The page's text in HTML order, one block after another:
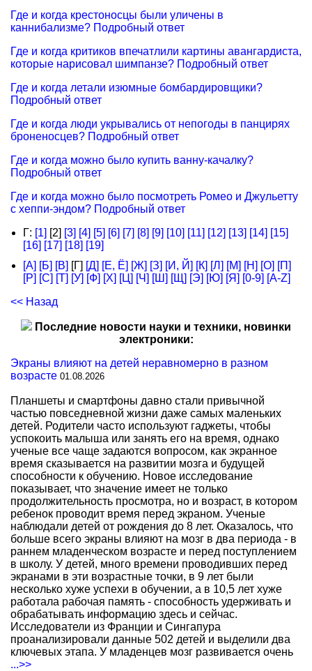
Где и когда крестоносцы были уличены в
каннибализме? Подробный ответ
Где и когда критиков впечатлили картины авангардиста,
которые нарисовал шимпанзе? Подробный ответ
Где и когда летали изюмные бомбардировщики?
Подробный ответ
Где и когда люди укрывались от непогоды в панцирях
броненосцев? Подробный ответ
Где и когда можно было купить ванну-качалку?
Подробный ответ
Где и когда можно было посмотреть Ромео и Джульетту
с хеппи-эндом? Подробный ответ
Г: [1] [2] [3] [4] [5] [6] [7] [8] [9] [10] [11] [12] [13] [14] [15]
[16] [17] [18] [19]
[А] [Б] [В] [Г] [Д] [Е, Ё] [Ж] [З] [И, Й] [К] [Л] [М] [Н] [О] [П]
[Р] [С] [Т] [У] [Ф] [Х] [Ц] [Ч] [Ш] [Щ] [Э] [Ю] [Я] [0-9] [A-Z]
<< Назад
Последние новости науки и техники, новинки
электроники:
Экраны влияют на детей неравномерно в разном
возрасте 01.08.2026
Планшеты и смартфоны давно стали привычной
частью повседневной жизни даже самых маленьких
детей. Родители часто используют гаджеты, чтобы
успокоить малыша или занять его на время, однако
ученые все чаще задаются вопросом, как экранное
время сказывается на развитии мозга и будущей
способности к обучению. Новое исследование
показывает, что значение имеет не только
продолжительность просмотра, но и возраст, в котором
ребенок проводит время перед экраном. Ученые
наблюдали детей от рождения до 8 лет. Оказалось, что
больше всего экраны влияют на мозг в два периода - в
раннем младенческом возрасте и перед поступлением
в школу. У детей, много времени проводивших перед
экранами в эти возрастные точки, в 9 лет были
несколько хуже успехи в обучении, а в 10,5 лет хуже
работала рабочая память - способность удерживать и
обрабатывать информацию здесь и сейчас.
Исследователи из Франции и Сингапура
проанализировали данные 502 детей и выделили два
ключевых этапа. У младенцев мозг развивается очень
...>>